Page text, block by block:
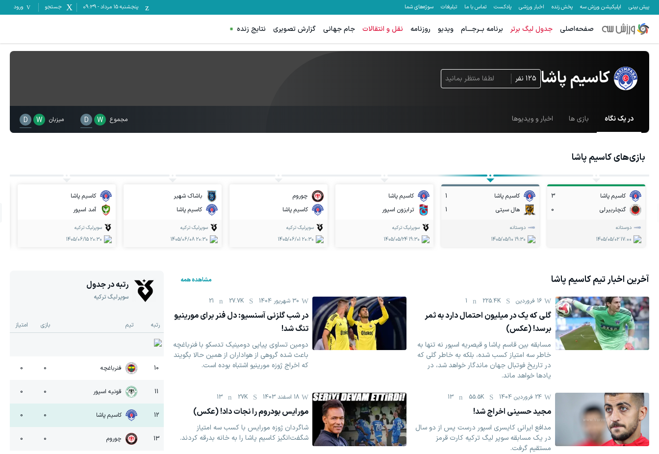
پیش بینی اپلیکیشن ورزش سه پخش زنده اخبار ورزشی پادکست تماس با ما تبلیغات سوژه‌های شما پنجشنبه ۱۵ مرداد -
09:39 جستجو ورود
صفحه‌اصلی جدول لیگ برتر برنامه بــرجـــام ویدیو روزنامه نقل و انتقالات جام جهانی گزارش تصویری نتایج زنده
کاسیم پاشا 125 نفر لطفا منتظر بمانید
در یک نگاه بازی ها اخبار و ویدیوها مجموع W
D میزبان W
D
بازی‌هایکاسیم پاشا
کاسیم پاشا
3
گنچلربیرلی
0
دوستانه
1405/05/02 17:00
کاسیم پاشا
1
هال سیتی
1
دوستانه
1405/05/10 19:30
کاسیم پاشا
ترابزون اسپور
سوپرلیگ ترکیه
1405/05/24 19:30
چوروم
کاسیم پاشا
سوپرلیگ ترکیه
1405/06/01 20:30
باشاک شهیر
کاسیم پاشا
سوپرلیگ ترکیه
1405/06/08 20:30
کاسیم پاشا
آمد اسپور
سوپرلیگ ترکیه
1405/06/15 20:30
آخرین اخبار تیمکاسیم پاشا مشاهده همه
16 فروردين 225.4K
1
گلی که یک در میلیون احتمال دارد به ثمر
برسد! (عکس)
مسابقه بین قاسم پاشا و قیصریه اسپور نه تنها به
خاطر سه امتیاز کسب شده، بلکه به خاطر گلی که
در تاریخ فوتبال جهان ماندگار خواهد شد، در
یادها خواهد ماند.
30 شهریور 1404 27.7K
21
در شب گلزنی آسنسیو: دل فنر برای مورینیو
تنگ شد!‏
دومین تساوی پیاپی دومینیک تدسکو با فنرباغچه
باعث شده گروهی ‏از هواداران از همین حالا بگویند
که اخراج ژوزه مورینیو اشتباه بوده ‏است. ‏
24 فروردين 1404 55.5K
13
مجید حسینی اخراج شد!
مدافع ایرانی کایسری اسپور درست پس از دو سال
در یک مسابقه سوپر لیگ ترکیه کارت قرمز
مستقیم گرفت.
18 اسفند 1403 27K
13
مورایس بودروم را نجات داد! (عکس)
شاگردان ژوزه مورایس با کسب سه امتیاز
شگفت‌انگیز کاسیم پاشا را به خانه بدرقه کردند.
رتبه در جدول
سوپرلیگ ترکیه
رتبه تیم بازی امتیاز
10 فنرباغچه 0
0
11 قونیه اسپور 0
0
12 کاسیم پاشا 0
0
13 چوروم 0
0